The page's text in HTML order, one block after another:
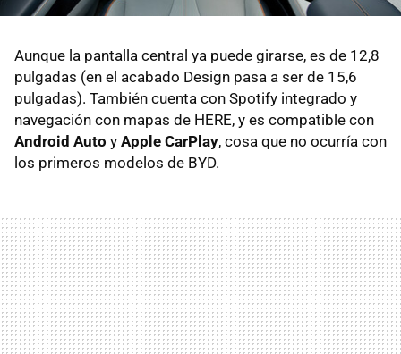
Aunque la pantalla central ya puede girarse, es de 12,8
pulgadas (en el acabado Design pasa a ser de 15,6
pulgadas). También cuenta con Spotify integrado y
navegación con mapas de HERE, y es compatible con
Android Auto y Apple CarPlay, cosa que no ocurría con
los primeros modelos de BYD.